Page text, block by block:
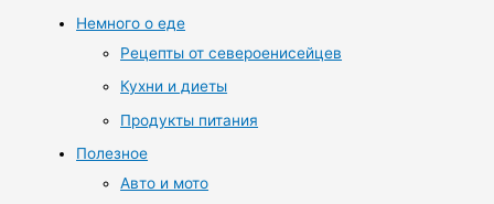
Немного о еде
Рецепты от североенисейцев
Кухни и диеты
Продукты питания
Полезное
Авто и мото